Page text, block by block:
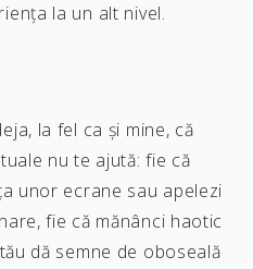
la un alt nivel.
la fel ca și mine, că
nu te ajută: fie că
unor ecrane sau apelezi
fie că mănânci haotic
dă semne de oboseală